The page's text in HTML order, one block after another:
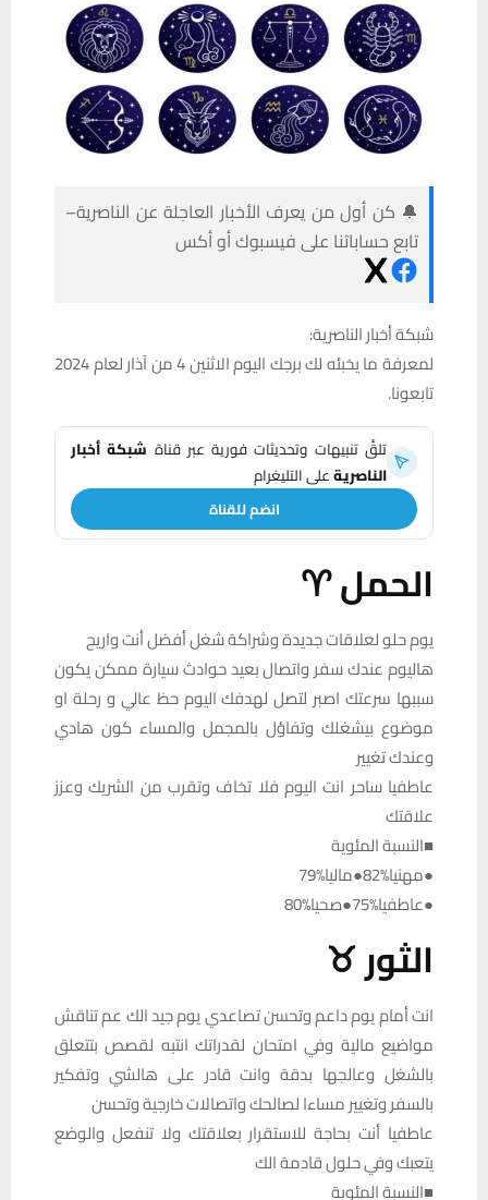
🔔 كن أول من يعرف الأخبار العاجلة عن الناصرية–
تابع حساباتنا على فيسبوك أو أكس
شبكة أخبار الناصرية:
لمعرفة ما يخبئه لك برجك اليوم الاثنين 4 من آذار لعام 2024
تابعونا.
تلقَّ تنبيهات وتحديثات فورية عبر قناة شبكة أخبار
الناصريةعلى التليغرام
انضم للقناة
الحمل ♈
يوم حلو لعلاقات جديدة وشراكة شغل أفضل أنت واريح
هاليوم عندك سفر واتصال بعيد حوادث سيارة ممكن يكون
سببها سرعتك اصبر لتصل لهدفك اليوم حظ عالي و رحلة او
موضوع بيشغلك وتفاؤل بالمجمل والمساء كون هادي
وعندك تغيير
عاطفيا ساحر انت اليوم فلا تخاف وتقرب من الشريك وعزز
علاقتك
■النسبة المئوية
●مهنيا%82●ماليا%79
●عاطفيا%75●صحيا%80
الثور ♉
انت أمام يوم داعم وتحسن تصاعدي يوم جيد الك عم تناقش
مواضيع مالية وفي امتحان لقدراتك انتبه لقصص بتتعلق
بالشغل وعالجها بدقة وانت قادر على هالشي وتفكير
بالسفر وتغيير مساءا لصالحك واتصالات خارجية وتحسن
عاطفيا أنت بحاجة للاستقرار بعلاقتك ولا تنفعل والوضع
يتعبك وفي حلول قادمة الك
■النسبة المئوية